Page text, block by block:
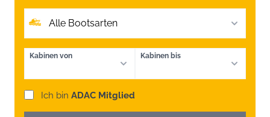
Alle Bootsarten
Kabinen von Kabinen bis
Ich bin ADAC Mitglied